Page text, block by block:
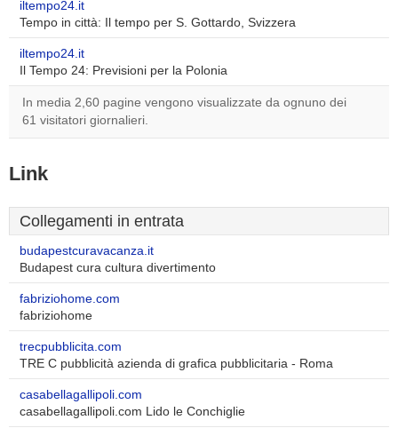
iltempo24.it
Tempo in città: Il tempo per S. Gottardo, Svizzera
iltempo24.it
Il Tempo 24: Previsioni per la Polonia
In media 2,60 pagine vengono visualizzate da ognuno dei
61 visitatori giornalieri.
Link
Collegamenti in entrata
budapestcuravacanza.it
Budapest cura cultura divertimento
fabriziohome.com
fabriziohome
trecpubblicita.com
TRE C pubblicità azienda di grafica pubblicitaria - Roma
casabellagallipoli.com
casabellagallipoli.com Lido le Conchiglie